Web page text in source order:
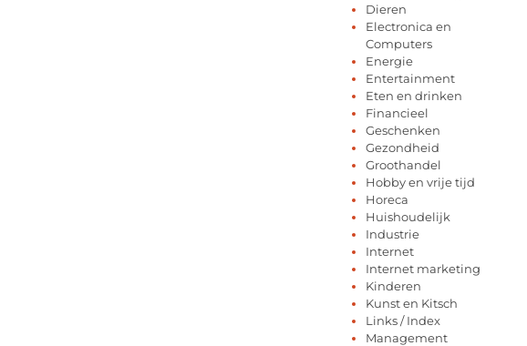
Dieren
Electronica en
Computers
Energie
Entertainment
Eten en drinken
Financieel
Geschenken
Gezondheid
Groothandel
Hobby en vrije tijd
Horeca
Huishoudelijk
Industrie
Internet
Internet marketing
Kinderen
Kunst en Kitsch
Links / Index
Management